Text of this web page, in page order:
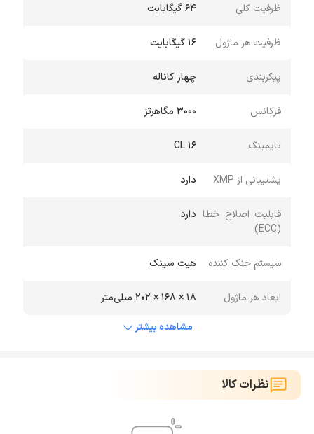
ظرفیت کلی 64 گیگابایت
ظرفیت هر ماژول 16 گیگابایت
پیکربندی چهار کاناله
فرکانس 3000 مگاهرتز
تایمینگ CL 16
پشتیبانی از XMP دارد
قابلیت اصلاح خطا
(ECC)
دارد
سیستم خنک کننده هیت سینک
ابعاد هر ماژول
18 × 168 × 202 میلی‌متر
مشاهده بیشتر
نظرات کالا